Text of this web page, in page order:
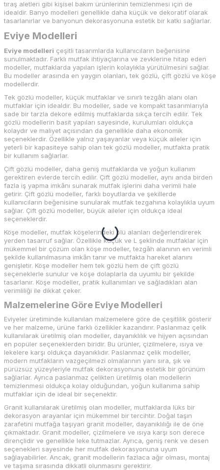
tıraş aletleri gibi kişisel bakım ürünlerinin temizlenmesi için de
idealdir. Banyo modelleri genellikle daha küçük ve dekoratif olarak
tasarlanırlar ve banyonun dekorasyonuna estetik bir katkı sağlarlar.
Eviye Modelleri
Eviye modelleri çeşitli tasarımlarda kullanıcıların beğenisine
sunulmaktadır. Farklı mutfak ihtiyaçlarına ve zevklerine hitap eden
modeller, mutfaklarda yapılan işlerin kolaylıkla yürütülmesini sağlar.
Bu modeller arasında en yaygın olanları, tek gözlü, çift gözlü ve köşe
modellerdir.
Tek gözlü modeller, küçük mutfaklar ve sınırlı tezgâh alanı olan
mutfaklar için idealdir. Bu modeller, sade ve kompakt tasarımlarıyla
sade bir tarzla dekore edilmiş mutfaklarda sıkça tercih edilir. Tek
gözlü modellerin basit yapıları sayesinde, kurulumları oldukça
kolaydır ve maliyet açısından da genellikle daha ekonomik
seçeneklerdir. Özellikle yalnız yaşayanlar veya küçük aileler için
yeterli bir kapasiteye sahip olan tek gözlü modeller, mutfakta pratik
bir kullanım sağlarlar.
Çift gözlü modeller, daha geniş mutfaklarda ve yoğun kullanım
gerektiren evlerde tercih edilir. Çift gözlü modeller, aynı anda birden
fazla iş yapma imkânı sunarak mutfak işlerini daha verimli hale
getirir. Çift gözlü modeller, farklı boyutlarda ve şekillerde
kullanıcıların beğenisine sunularak mutfak tezgahına kolaylıkla uyum
sağlar. Çift gözlü modeller, büyük aileler için oldukça ideal
seçeneklerdir.
Köşe modeller, mutfak köşelerindeki ölü alanları değerlendirerek
yerden tasarruf sağlar. Özellikle küçük ve L şeklinde mutfaklar için
mükemmel bir çözüm olan köşe modeller, tezgâh alanının en verimli
şekilde kullanılmasına imkân tanır ve mutfakta hareket alanını
genişletir. Köşe modeller hem tek gözlü hem de çift gözlü
seçeneklerle sunulur ve köşe dolaplarla da uyumlu bir şekilde
tasarlanır. Köşe modeller, pratik kullanımları ve sağladıkları alan
verimliliği ile dikkat çeker.
Malzemelerine Göre Eviye Modelleri
Eviyeler üretiminde kullanılan malzemelere göre de çeşitlilik gösterir
ve her malzeme, ürüne farklı özellikler kazandırır. Paslanmaz çelik
kullanılarak üretilmiş olan modeller, dayanıklılık ve hijyen açısından
en popüler seçeneklerden biridir. Bu ürünler, çizilmelere, ısıya ve
lekelere karşı oldukça dayanıklıdır. Paslanmaz çelik modeller,
modern mutfakların vazgeçilmezi olmalarının yanı sıra, şık ve
pürüzsüz yüzeyleriyle mutfak dekorasyonuna estetik bir görünüm
sağlarlar. Ayrıca paslanmaz çelikten üretilmiş olan modellerin
temizlenmesi oldukça kolay olduğundan, yoğun kullanıma sahip
mutfaklar için de ideal bir seçenektir.
Granit kullanılarak üretilmiş olan modeller, mutfaklarda lüks bir
dekorasyon arayanlar için mükemmel bir tercihtir. Doğal taşın
zarafetini mutfağa taşıyan granit modeller, dayanıklılığı ile de öne
çıkmaktadır. Granit modeller, çizilmelere ve ısıya karşı son derece
dirençlidir ve genellikle leke tutmazlar. Ayrıca, geniş renk ve desen
seçenekleri sayesinde her mutfak dekorasyonuna uyum
sağlayabilirler. Ancak, granit modellerin fazlaca ağır olması, montaj
ve taşıma sırasında dikkatli olunmasını gerektirir.